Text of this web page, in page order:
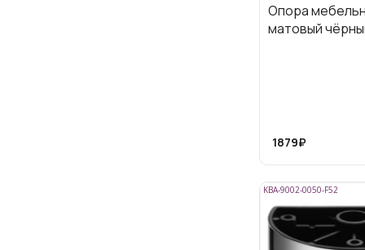
Опора
матовый
1879₽
KBA-9002-0050-F52